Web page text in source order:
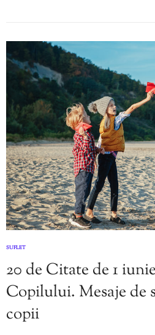
SUFLET
20 de Citate de 1
Copilului. Mesaje de
copii